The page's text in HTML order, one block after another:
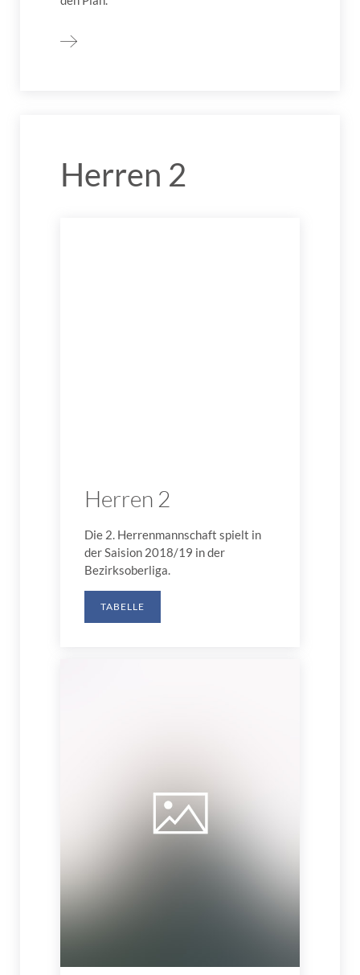
Herren 2
Herren 2
Die 2. Herrenmannschaft spielt in
der Saision 2018/19 in der
Bezirksoberliga.
TABELLE